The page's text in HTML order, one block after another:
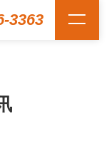
3363